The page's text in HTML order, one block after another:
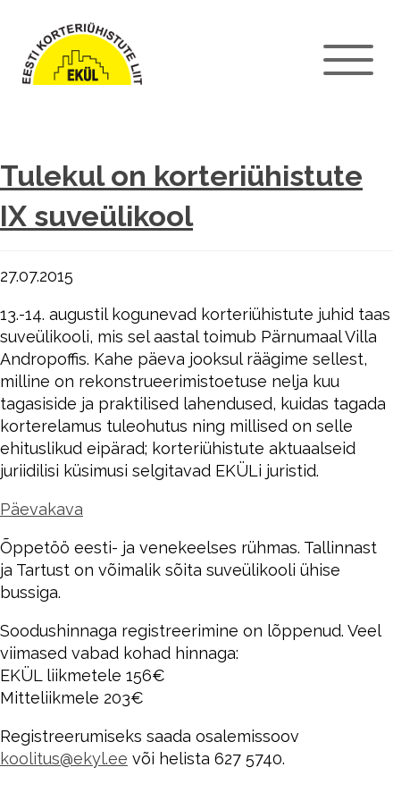
Tulekul on korteriühistute
IX suveülikool
27.07.2015
13.-14. augustil kogunevad korteriühistute juhid taas
suveülikooli, mis sel aastal toimub Pärnumaal Villa
Andropoffis. Kahe päeva jooksul räägime sellest,
milline on rekonstrueerimistoetuse nelja kuu
tagasiside ja praktilised lahendused, kuidas tagada
korterelamus tuleohutus ning millised on selle
ehituslikud eipärad; korteriühistute aktuaalseid
juriidilisi küsimusi selgitavad EKÜLi juristid.
Päevakava
Õppetöö eesti- ja venekeelses rühmas. Tallinnast
ja Tartust on võimalik sõita suveülikooli ühise
bussiga.
Soodushinnaga registreerimine on lõppenud. Veel
viimased vabad kohad hinnaga:
EKÜL liikmetele 156€
Mitteliikmele 203€
Registreerumiseks saada osalemissoov
koolitus@ekyl.ee või helista 627 5740.